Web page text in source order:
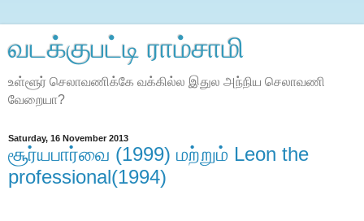
வடக்குபட்டி ராம்சாமி
உள்ளூர் செலாவணிக்கே வக்கில்ல இதுல அந்நிய செலாவணி
வேறையா?
Saturday, 16 November 2013
சூர்யபார்வை (1999) மற்றும் Leon the
professional(1994)